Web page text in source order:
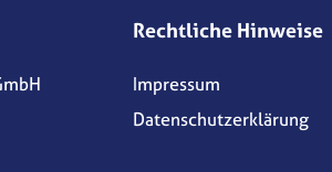
Rechtliche Hinweise
Impressum
Datenschutzerklärung